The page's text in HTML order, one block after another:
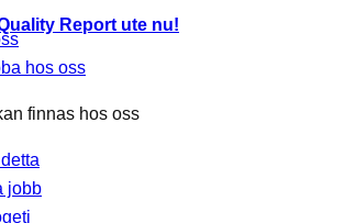
Report ute nu!
hos oss
finnas hos oss
jobb